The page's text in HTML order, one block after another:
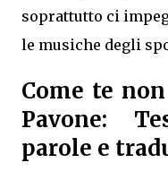
soprattutto ci
le musiche degli
Come te
Pavone:
parole e